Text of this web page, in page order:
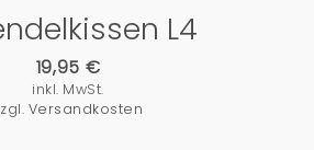
L4
19,95 €
inkl. MwSt.
Versandkosten